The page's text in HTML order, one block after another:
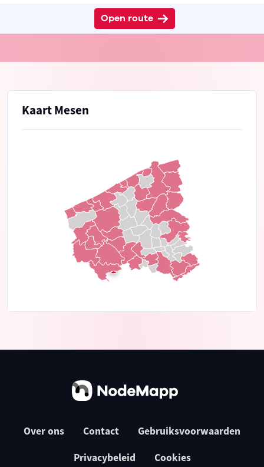
Open route
Kaart Mesen
Over ons Contact Gebruiksvoorwaarden
Privacybeleid Cookies